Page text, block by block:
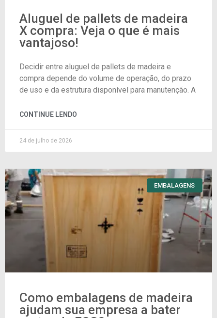
Aluguel de pallets de madeira
X compra: Veja o que é mais
vantajoso!
Decidir entre aluguel de pallets de madeira e
compra depende do volume de operação, do prazo
de uso e da estrutura disponível para manutenção. A
CONTINUE LENDO
24 de julho de 2026
EMBALAGENS
Como embalagens de madeira
ajudam sua empresa a bater